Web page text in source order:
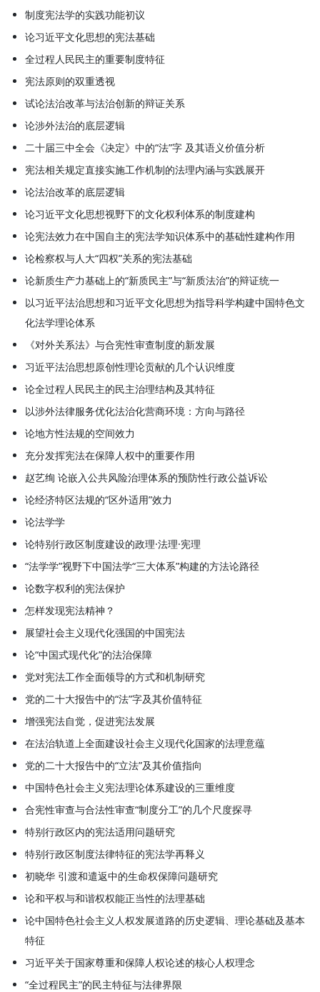
制度宪法学的实践功能初议
论习近平文化思想的宪法基础
全过程人民民主的重要制度特征
宪法原则的双重透视
试论法治改革与法治创新的辩证关系
论涉外法治的底层逻辑
二十届三中全会《决定》中的“法”字 及其语义价值分析
宪法相关规定直接实施工作机制的法理内涵与实践展开
论法治改革的底层逻辑
论习近平文化思想视野下的文化权利体系的制度建构
论宪法效力在中国自主的宪法学知识体系中的基础性建构作用
论检察权与人大“四权”关系的宪法基础
论新质生产力基础上的“新质民主”与“新质法治”的辩证统一
以习近平法治思想和习近平文化思想为指导科学构建中国特色文
化法学理论体系
《对外关系法》与合宪性审查制度的新发展
习近平法治思想原创性理论贡献的几个认识维度
论全过程人民民主的民主治理结构及其特征
以涉外法律服务优化法治化营商环境：方向与路径
论地方性法规的空间效力
充分发挥宪法在保障人权中的重要作用
赵艺绚 论嵌入公共风险治理体系的预防性行政公益诉讼
论经济特区法规的“区外适用”效力
论法学学
论特别行政区制度建设的政理·法理·宪理
“法学学”视野下中国法学“三大体系”构建的方法论路径
论数字权利的宪法保护
怎样发现宪法精神？
展望社会主义现代化强国的中国宪法
论“中国式现代化”的法治保障
党对宪法工作全面领导的方式和机制研究
党的二十大报告中的“法”字及其价值特征
增强宪法自觉，促进宪法发展
在法治轨道上全面建设社会主义现代化国家的法理意蕴
党的二十大报告中的“立法”及其价值指向
中国特色社会主义宪法理论体系建设的三重维度
合宪性审查与合法性审查“制度分工”的几个尺度探寻
特别行政区内的宪法适用问题研究
特别行政区制度法律特征的宪法学再释义
初晓华 引渡和遣返中的生命权保障问题研究
论和平权与和谐权权能正当性的法理基础
论中国特色社会主义人权发展道路的历史逻辑、理论基础及基本
特征
习近平关于国家尊重和保障人权论述的核心人权理念
“全过程民主”的民主特征与法律界限